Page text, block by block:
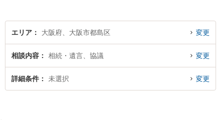
依頼者様の不安を解消し、問
題解決へ導きます
エリア 大阪府、大阪市都島区 変更
相談内容 相続・遺言、協議 変更
詳細条件 未選択 変更